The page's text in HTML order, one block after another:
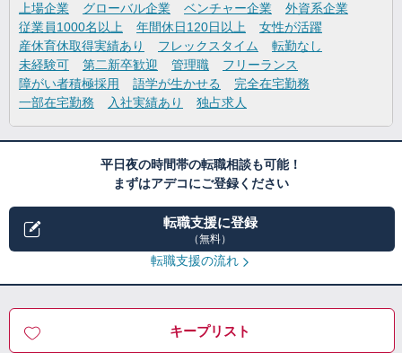
上場企業 グローバル企業 ベンチャー企業
外資系企業
従業員1000名以上
年間休日120日以上
女性が活躍
産休育休取得実績あり
フレックスタイム
転勤なし
未経験可
第二新卒歓迎 管理職
フリーランス
障がい者積極採用
語学が生かせる
完全在宅勤務
一部在宅勤務
入社実績あり 独占求人
平日夜の時間帯の転職相談も可能！
まずはアデコにご登録ください
転職支援に登録
（無料）
転職支援の流れ
キープリスト